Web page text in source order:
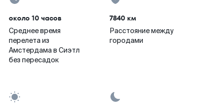
около 10 часов
Среднее время
перелета из
Амстердама в Сиэтл
без пересадок
7840 км
Расстояние между
городами